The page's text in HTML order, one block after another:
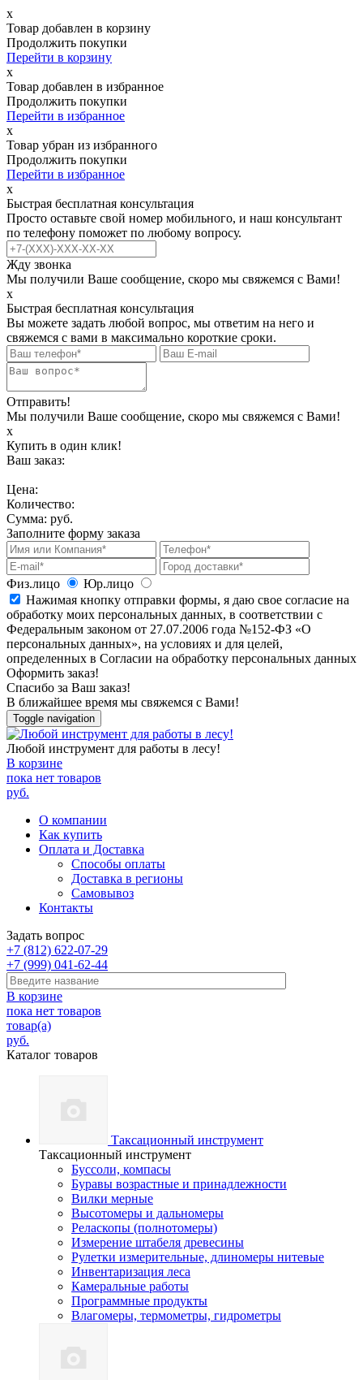
х
Товар добавлен в корзину
Продолжить покупки
Перейти в корзину
х
Товар добавлен в избранное
Продолжить покупки
Перейти в избранное
х
Товар убран из избранного
Продолжить покупки
Перейти в избранное
х
Быстрая бесплатная консультация
Просто оставьте свой номер мобильного, и наш консультант
по телефону поможет по любому вопросу.
Жду звонка
Мы получили Ваше сообщение, скоро мы свяжемся с Вами!
х
Быстрая бесплатная консультация
Вы можете задать любой вопрос, мы ответим на него и
свяжемся с вами в максимально короткие сроки.
Отправить!
Мы получили Ваше сообщение, скоро мы свяжемся с Вами!
х
Купить в один клик!
Ваш заказ:
Цена:
Количество:
Сумма: руб.
Заполните форму заказа
Физ.лицо
Юр.лицо
Нажимая кнопку отправки формы, я даю свое согласие на
обработку моих персональных данных, в соответствии с
Федеральным законом от 27.07.2006 года №152-ФЗ «О
персональных данных», на условиях и для целей,
определенных в Согласии на обработку персональных данных
Оформить заказ!
Спасибо за Ваш заказ!
В ближайшее время мы свяжемся с Вами!
Toggle navigation
Любой инструмент для работы в лесу!
В корзине
пока нет товаров
руб.
О компании
Как купить
Оплата и Доставка
Способы оплаты
Доставка в регионы
Самовывоз
Контакты
Задать вопрос
+7 (812) 622-07-29
+7 (999) 041-62-44
В корзине
пока нет товаров
товар(а)
руб.
Каталог товаров
Таксационный инструмент
Таксационный инструмент
Буссоли, компасы
Буравы возрастные и принадлежности
Вилки мерные
Высотомеры и дальномеры
Реласкопы (полнотомеры)
Измерение штабеля древесины
Рулетки измерительные, длиномеры нитевые
Инвентаризация леса
Камеральные работы
Программные продукты
Влагомеры, термометры, гидрометры